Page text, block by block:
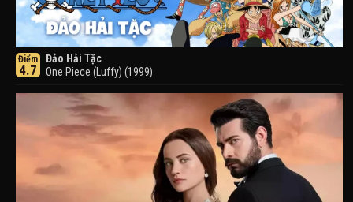
Điểm
4.7
Đảo Hải Tặc
One Piece (Luffy) (1999)